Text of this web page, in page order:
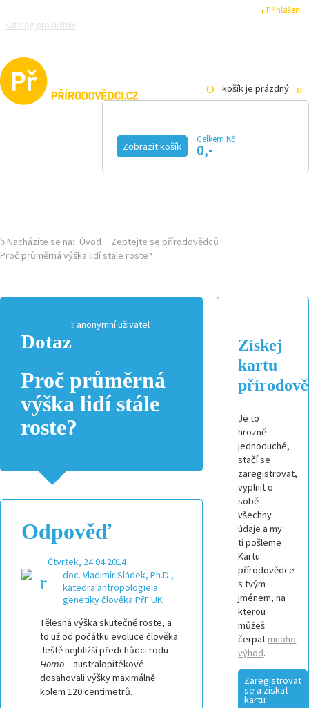
Přihlášení
Katalog pro učitele
košík je prázdný
Zobrazit košík
Celkem Kč
0,-
Nacházíte se na: Úvod
Zeptejte se přírodovědců
Proč průměrná výška lidí stále roste?
anonymní uživatel
Dotaz
Proč průměrná
výška lidí stále
roste?
Odpověď
Čtvrtek, 24.04.2014
doc. Vladimír Sládek, Ph.D.,
katedra antropologie a
genetiky člověka PřF UK
Tělesná výška skutečně roste, a
to už od počátku evoluce člověka.
Ještě nejbližší předchůdci rodu
Homo– australopitékové –
dosahovali výšky maximálně
kolem 120 centimetrů.
Získej
kartu
Je to
hrozně
jednoduché,
stačí se
zaregistrovat,
vyplnit o
sobě
všechny
údaje a my
ti pošleme
Kartu
přírodovědce
s tvým
jménem, na
kterou
můžeš
čerpat mnoho
výhod.
Zaregistrovat
se a získat
kartu